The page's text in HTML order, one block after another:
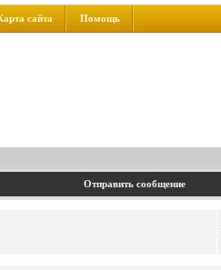
сайта Помощь
Отправить сообщение